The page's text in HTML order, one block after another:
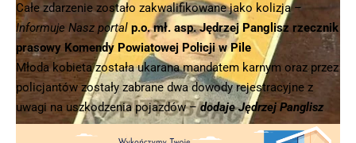
Całe zdarzenie zostało zakwalifikowane jako kolizja –
Informuje Nasz portal p.o. mł. asp. Jędrzej Panglisz rzecznik
prasowy Komendy Powiatowej Policji w Pile
Młoda kobieta została ukarana mandatem karnym oraz przez
policjantów zostały zabrane dwa dowody rejestracyjne z
uwagi na uszkodzenia pojazdów –dodaje Jędrzej Panglisz